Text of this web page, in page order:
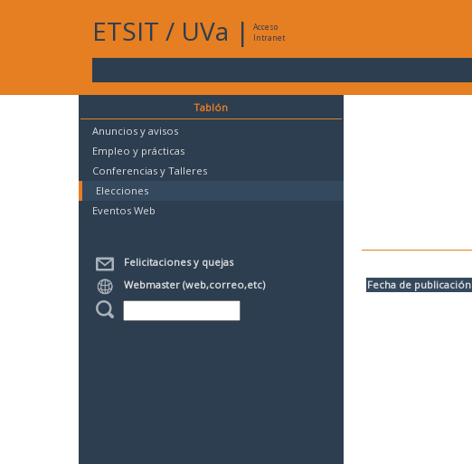
ETSIT / UVa |
Acceso
Intranet
Tablón
Anuncios y avisos
Empleo y prácticas
Conferencias y Talleres
Elecciones
Eventos Web
Felicitaciones y quejas
Webmaster (web,correo,etc)
Fecha de publicación